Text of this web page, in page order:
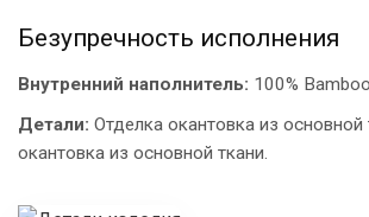
Безупречность исполнения
Внутренний наполнитель: 100%
Детали: Отделка окантовка из основной
окантовка из основной ткани.